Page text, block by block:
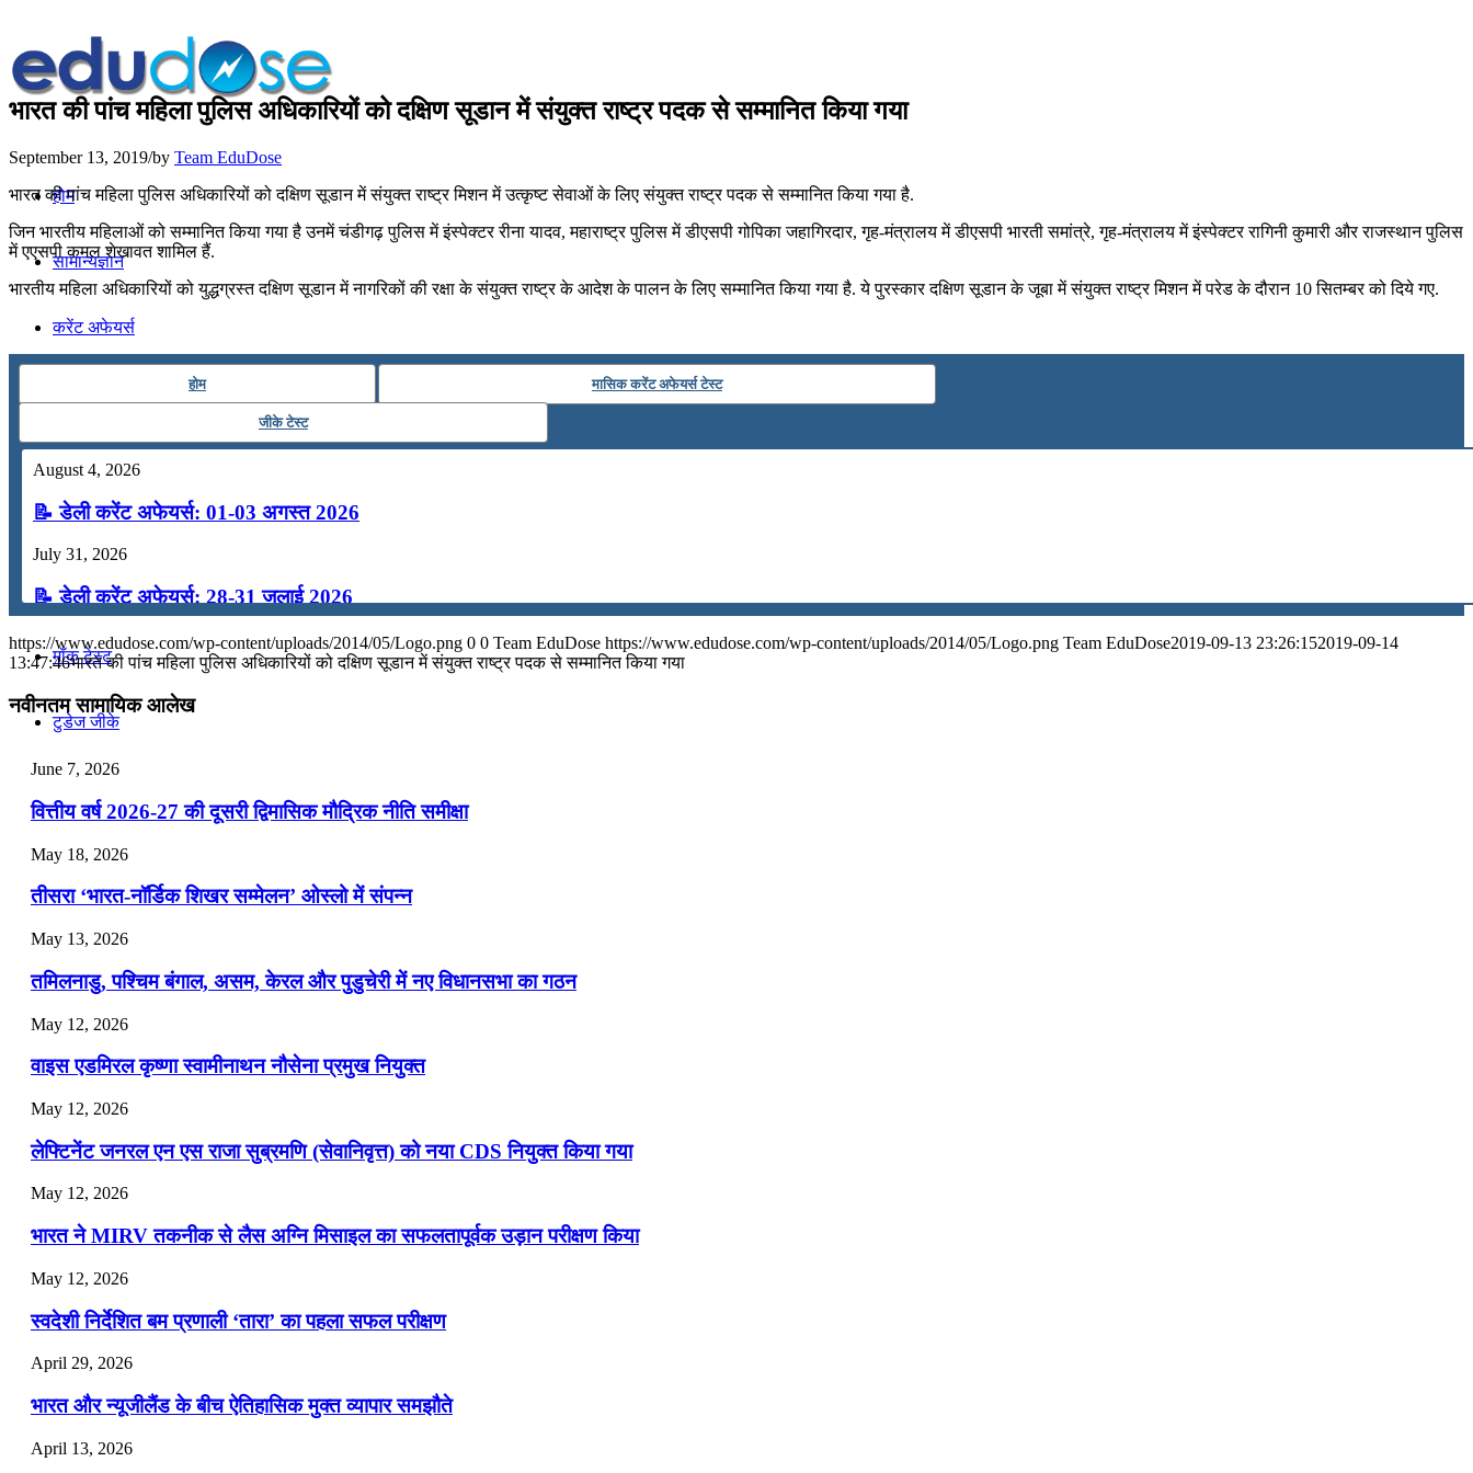
होम
सामान्यज्ञान
करेंट अफेयर्स
कंप्यूटर
अंग्रेजी
मॉक टेस्ट
टुडेज जीके
भारत की पांच महिला पुलिस अधिकारियों को दक्षिण सूडान में संयुक्‍त राष्‍ट्र पदक से सम्‍मानित किया गया
September 13, 2019/by Team EduDose
भारत की पांच महिला पुलिस अधिकारियों को दक्षिण सूडान में संयुक्‍त राष्‍ट्र मिशन में उत्‍कृष्‍ट सेवाओं के लिए संयुक्‍त राष्‍ट्र पदक से सम्‍मानित किया गया है.
जिन भारतीय महिलाओं को सम्‍मानित किया गया है उनमें चंडीगढ़ पुलिस में इंस्‍पेक्‍टर रीना यादव, महाराष्‍ट्र पुलिस में डीएसपी गोपिका जहागिरदार, गृह-मंत्रालय में डीएसपी भारती समांत्रे, गृह-मंत्रालय में इंस्‍पेक्‍टर रागिनी कुमारी और राजस्‍थान पुलिस
में एएसपी कमल शेखावत शामिल हैं.
भारतीय महिला अधिकारियों को युद्धग्रस्‍त दक्षिण सूडान में नागरिकों की रक्षा के संयुक्‍त राष्‍ट्र के आदेश के पालन के लिए सम्‍मानित किया गया है. ये पुरस्‍कार दक्षिण सूडान के जूबा में संयुक्‍त राष्‍ट्र मिशन में परेड के दौरान 10 सितम्बर को दिये गए.
होम मासिक करेंट अफेयर्स टेस्ट
जीके टेस्ट
August 4, 2026
📝 डेली करेंट अफेयर्स: 01-03 अगस्त 2026
July 31, 2026
📝 डेली करेंट अफेयर्स: 28-31 जुलाई 2026
July 28, 2026
📝 डेली करेंट अफेयर्स: 25-27 जुलाई 2026
July 25, 2026
📝 डेली करेंट अफेयर्स: 22-24 जुलाई 2026
July 22, 2026
📝 डेली करेंट अफेयर्स: 19-21 जुलाई 2026
July 19, 2026
📝 डेली करेंट अफेयर्स: 16-18 जुलाई 2026
July 16, 2026
📝 डेली करेंट अफेयर्स: 13-15 जुलाई 2026
https://www.edudose.com/wp-content/uploads/2014/05/Logo.png 0 0 Team EduDose https://www.edudose.com/wp-content/uploads/2014/05/Logo.png Team EduDose2019-09-13 23:26:152019-09-14
13:47:46भारत की पांच महिला पुलिस अधिकारियों को दक्षिण सूडान में संयुक्‍त राष्‍ट्र पदक से सम्‍मानित किया गया
नवीनतम सामायिक आलेख
June 7, 2026
वित्तीय वर्ष 2026-27 की दूसरी द्विमासिक मौद्रिक नीति समीक्षा
May 18, 2026
तीसरा ‘भारत-नॉर्डिक शिखर सम्मेलन’ ओस्लो में संपन्न
May 13, 2026
तमिलनाडु, पश्चिम बंगाल, असम, केरल और पुडुचेरी में नए विधानसभा का गठन
May 12, 2026
वाइस एडमिरल कृष्णा स्वामीनाथन नौसेना प्रमुख नियुक्त
May 12, 2026
लेफ्टिनेंट जनरल एन एस राजा सुब्रमणि (सेवानिवृत्त) को नया CDS नियुक्त किया गया
May 12, 2026
भारत ने MIRV तकनीक से लैस अग्नि मिसाइल का सफलतापूर्वक उड़ान परीक्षण किया
May 12, 2026
स्वदेशी निर्देशित बम प्रणाली ‘तारा’ का पहला सफल परीक्षण
April 29, 2026
भारत और न्यूजीलैंड के बीच ऐतिहासिक मुक्त व्यापार समझौते
April 13, 2026